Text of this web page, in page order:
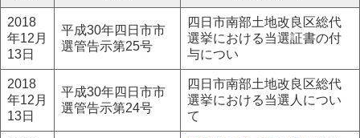
2018
年12月
13日
平成30年四日市市
選管告示第25号
四日市南部土地改良区総代
選挙における当選証書の付
与につい
2018
年12月
13日
平成30年四日市市
選管告示第24号
四日市南部土地改良区総代
選挙における当選人につい
て